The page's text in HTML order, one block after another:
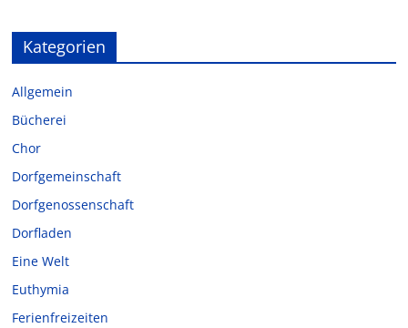
Kategorien
Allgemein
Bücherei
Chor
Dorfgemeinschaft
Dorfgenossenschaft
Dorfladen
Eine Welt
Euthymia
Ferienfreizeiten